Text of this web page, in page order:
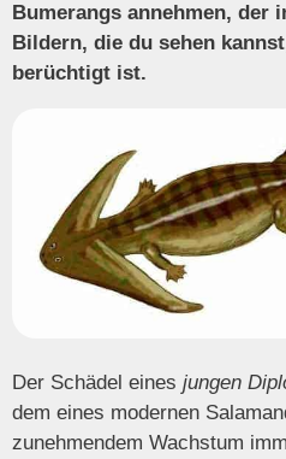
Bumerangs annehmen, der
Bildern, die du sehen
berüchtigt ist.
Der Schädel eines jungen
dem eines modernen
zunehmendem Wachstum